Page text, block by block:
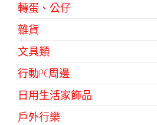
轉蛋、公仔
雜貨
文具類
行動PC周邊
日用生活家飾品
戶外行樂